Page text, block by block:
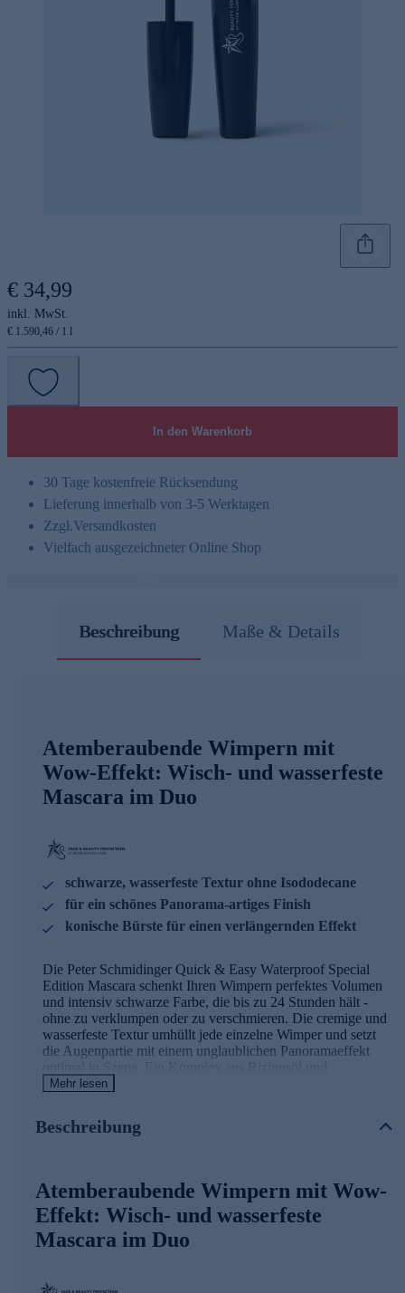
€ 34,99
inkl. MwSt.
€ 1.590,46 / 1 l
In den Warenkorb
30 Tage kostenfreie Rücksendung
Lieferung innerhalb von 3-5 Werktagen
Zzgl.Versandkosten
Vielfach ausgezeichneter Online Shop
Beschreibung Maße & Details
Atemberaubende Wimpern mit
Wow-Effekt: Wisch- und wasserfeste
Mascara im Duo
schwarze, wasserfeste Textur ohne Isododecane
für ein schönes Panorama-artiges Finish
konische Bürste für einen verlängernden Effekt
Die Peter Schmidinger Quick & Easy Waterproof Special
Edition Mascara schenkt Ihren Wimpern perfektes Volumen
und intensiv schwarze Farbe, die bis zu 24 Stunden hält -
ohne zu verklumpen oder zu verschmieren. Die cremige und
wasserfeste Textur umhüllt jede einzelne Wimper und setzt
die Augenpartie mit einem unglaublichen Panoramaeffekt
optimal in Szene. Ein Komplex aus Rizinusöl und
Ringelblumenextrakt sorgt für eine besonders geschmeidige
Wimperntusche mit konischer Bürste
der Wimpern, wodurch ein aufregend aufgefächerter und
verlängerter Effekt erzielt wird. Das dünne Ende des
Bürstchens erfasst auch im inneren Augenwinkel die feinen
Härchen und am unteren Wimpernkranz jede einzelne
Mehr lesen
Beschreibung
Atemberaubende Wimpern mit Wow-
Effekt: Wisch- und wasserfeste
Mascara im Duo